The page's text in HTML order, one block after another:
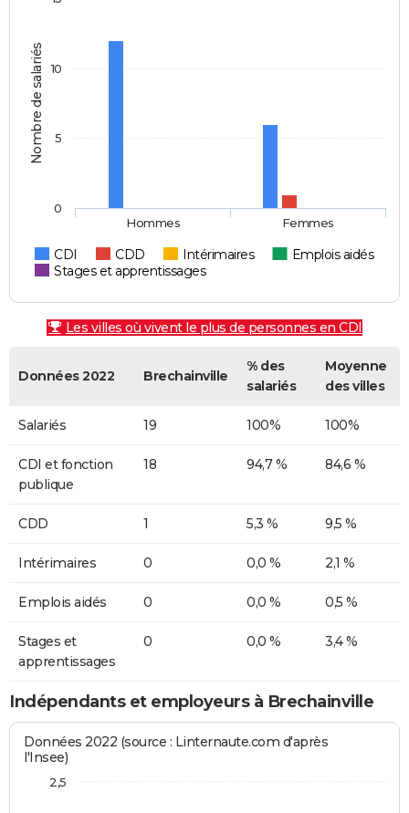
Nombre de salariés
CDI CDD Intérimaires
Emplois aidés
Stages et apprentissages
Hommes Femmes
0
5
10
Les villes où vivent le plus de personnes en CDI
Données 2022 Brechainville
% des
salariés
Moyenne
des villes
Salariés 19 100% 100%
CDI et fonction
publique
18 94,7 % 84,6 %
CDD 1 5,3 % 9,5 %
Intérimaires 0 0,0 % 2,1 %
Emplois aidés 0 0,0 % 0,5 %
Stages et
apprentissages
0 0,0 % 3,4 %
Indépendants et employeurs à Brechainville
Données 2022 (source : Linternaute.com d'après
l'Insee)
2,5